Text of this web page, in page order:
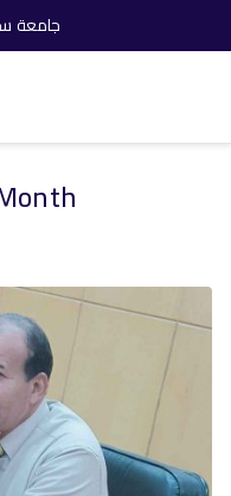
جامعة
كلية